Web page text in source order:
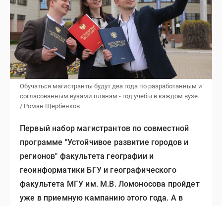
Обучаться магистранты будут два года по разработанным и
согласованным вузами планам - год учебы в каждом вузе.
/ Роман Щербенков
Первый набор магистрантов по совместной
программе "Устойчивое развитие городов и
регионов" факультета географии и
геоинформатики БГУ и географического
факультета МГУ им. М.В. Ломоносова пройдет
уже в приемную кампанию этого года. А в